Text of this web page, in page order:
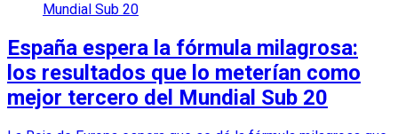
Mundial Sub 20
España espera la fórmula milagrosa:
los resultados que lo meterían como
mejor tercero del Mundial Sub 20